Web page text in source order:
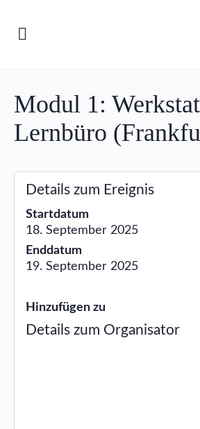
Modul 1:
Lernbüro
Details zum Ereignis
Startdatum
18. September 2025
Enddatum
19. September 2025
Hinzufügen zu
Details zum Organisator